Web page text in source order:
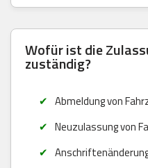
Wofür ist die
zuständig?
Abmeldung von
Neuzulassung von